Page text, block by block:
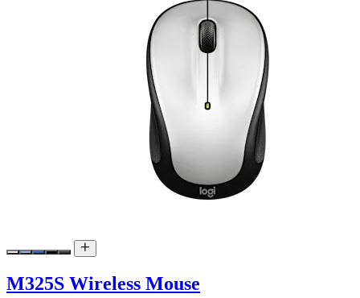
M325S Wireless Mouse